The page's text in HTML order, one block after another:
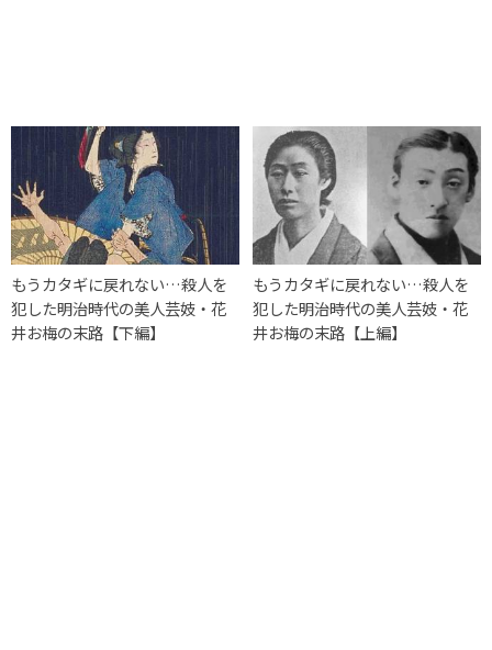
もうカタギに戻れない…殺人を
犯した明治時代の美人芸妓・花
井お梅の末路【下編】
もうカタギに戻れない…殺人を
犯した明治時代の美人芸妓・花
井お梅の末路【上編】